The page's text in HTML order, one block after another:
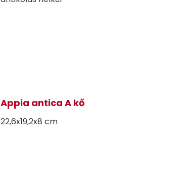
Appia antica A kő
22,6x19,2x8 cm